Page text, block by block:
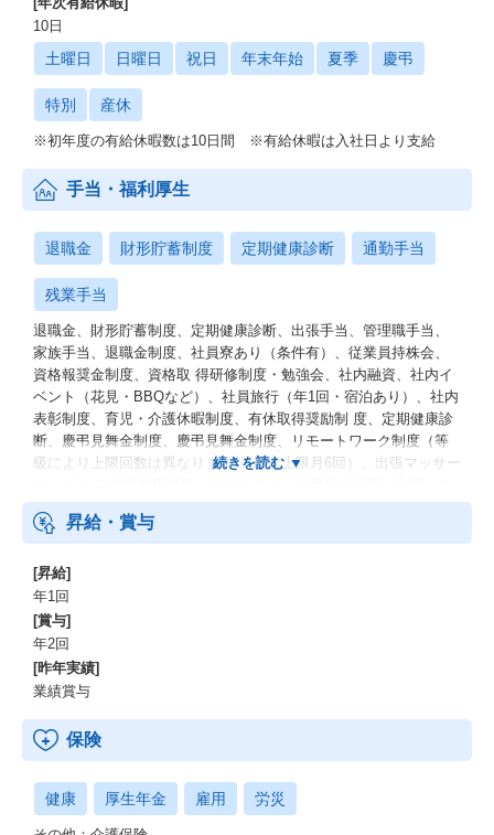
10日
土曜日 日曜日 祝日 年末年始 夏季 慶弔
特別 産休
※初年度の有給休暇数は10日間 ※有給休暇は入社日より支給
手当・福利厚生
退職金 財形貯蓄制度 定期健康診断 通勤手当
残業手当
退職金、財形貯蓄制度、定期健康診断、出張手当、管理職手当、
家族手当、退職金制度、社員寮あり（条件有）、従業員持株会、
資格報奨金制度、資格取 得研修制度・勉強会、社内融資、社内イ
ベント（花見・BBQなど）、社員旅行（年1回・宿泊あり）、社内
表彰制度、育児・介護休暇制度、有休取得奨励制 度、定期健康診
断、慶弔見舞金制度、慶弔見舞金制度、リモートワーク制度（等
級により上限回数は異なります ※最大上限月6回）、出張マッサー
ォーターサーバー、休憩スペース、飲料軽食自動販売機の設置
昇給・賞与
[昇給]
年1回
[賞与]
年2回
[昨年実績]
業績賞与
保険
健康 厚生年金 雇用 労災